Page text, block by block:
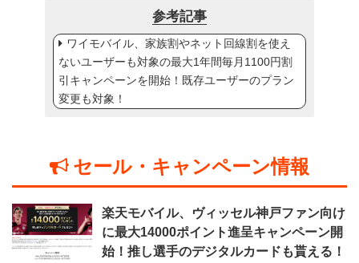
参考記事
ワイモバイル、家族割やネット回線割を使え
ないユーザーも対象の最大1年間毎月1100円割
引キャンペーンを開始！既存ユーザーのプラン
変更も対象！
セール・キャンペーン情報
楽天モバイル、ヴィッセル神戸ファン向け
に最大14000ポイント進呈キャンペーン開
始！推し選手のデジタルカードも貰える！